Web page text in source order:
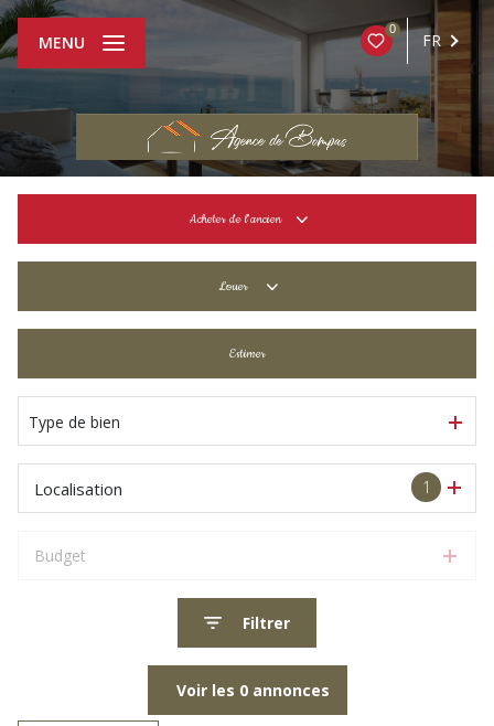
0
FR
MENU
Acheter de l'ancien
De l'immo pro
Louer
De l'immo pro
Estimer
Type de bien
1
Localisation
Budget
Filtrer
Voir les 0annonces